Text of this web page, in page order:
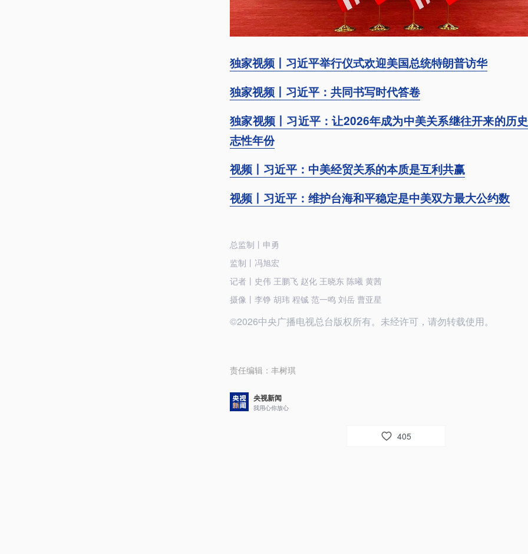
独家视频丨习近平举行仪式欢迎美国总统特朗普访华
独家视频丨习近平：共同书写时代答卷
独家视频丨习近平：让2026年成为中美关系继往开来的历
志性年份
视频丨习近平：中美经贸关系的本质是互利共赢
视频丨习近平：维护台海和平稳定是中美双方最大公约数
总监制丨申勇
监制丨冯旭宏
记者丨史伟 王鹏飞 赵化 王晓东 陈曦 黄茜
摄像丨李铮 胡玮 程铖 范一鸣 刘岳 曹亚星
©2026中央广播电视总台版权所有。未经许可，请勿转载使用。
责任编辑： 丰树琪
央视新闻
我用心你放心
405